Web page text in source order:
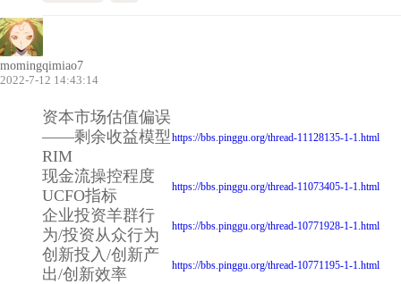
momingqimiao7
2022-7-12 14:43:14
资本市场估值偏误
——剩余收益模型
RIM
https://bbs.pinggu.org/thread-11128135-1-1.html
现金流操控程度
UCFO指标
https://bbs.pinggu.org/thread-11073405-1-1.html
企业投资羊群行
为/投资从众行为
https://bbs.pinggu.org/thread-10771928-1-1.html
创新投入/创新产
出/创新效率
https://bbs.pinggu.org/thread-10771195-1-1.html